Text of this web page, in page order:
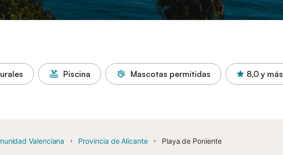
Piscina Mascotas permitidas 8,0 y más
Valenciana Provincia de Alicante Playa de Poniente